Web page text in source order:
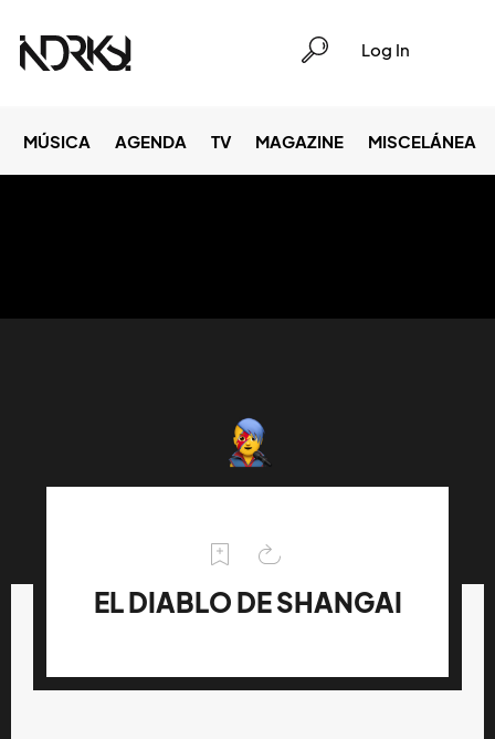
Log In
MÚSICA AGENDA TV MAGAZINE MISCELÁNEA
EL DIABLO DE SHANGAI